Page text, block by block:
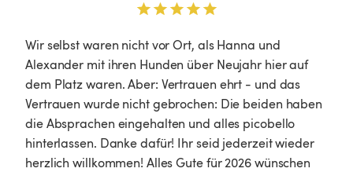
Wir selbst waren nicht vor Ort, als Hanna und
Alexander mit ihren Hunden über Neujahr hier auf
dem Platz waren. Aber: Vertrauen ehrt - und das
Vertrauen wurde nicht gebrochen: Die beiden haben
die Absprachen eingehalten und alles picobello
hinterlassen. Danke dafür! Ihr seid jederzeit wieder
herzlich willkommen! Alles Gute für 2026 wünschen